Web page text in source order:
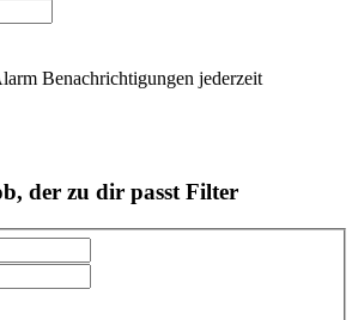
Benachrichtigungen jederzeit
der zu dir passt Filter